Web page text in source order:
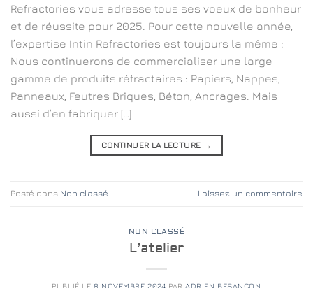
Refractories vous adresse tous ses voeux de bonheur
et de réussite pour 2025. Pour cette nouvelle année,
l’expertise Intin Refractories est toujours la même :
Nous continuerons de commercialiser une large
gamme de produits réfractaires : Papiers, Nappes,
Panneaux, Feutres Briques, Béton, Ancrages. Mais
aussi d’en fabriquer […]
CONTINUER LA LECTURE →
Posté dans Non classé Laissez un commentaire
NON CLASSÉ
L’atelier
PUBLIÉ LE 8 NOVEMBRE 2024 PARADRIEN BESANÇON